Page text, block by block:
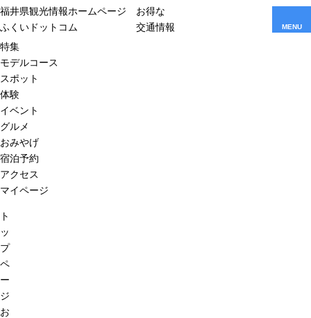
福井県観光情報ホームページ
ふくいドットコム
お得な
交通情報
MENU
特集
モデルコース
スポット
体験
イベント
グルメ
おみやげ
宿泊予約
アクセス
マイページ
ト
ッ
プ
ペ
ー
ジ
お